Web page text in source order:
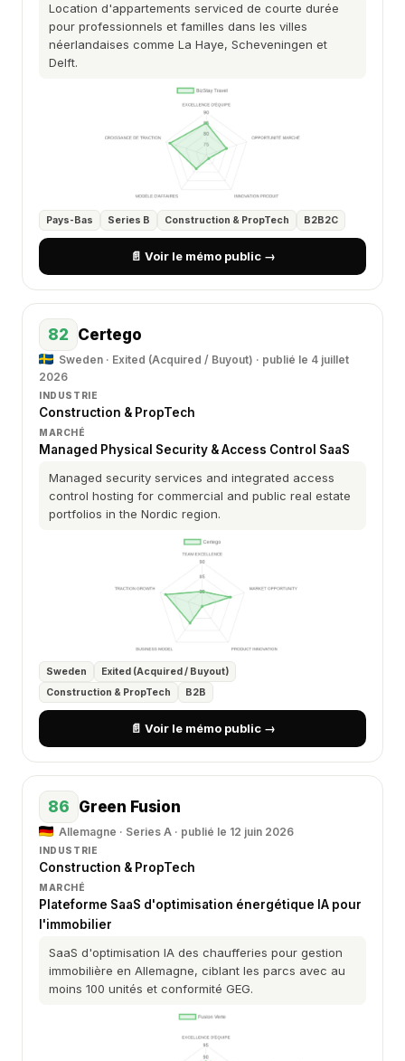
Location d'appartements serviced de courte durée
pour professionnels et familles dans les villes
néerlandaises comme La Haye, Scheveningen et
Delft.
Pays-Bas Series B Construction & PropTech B2B2C
📄 Voir le mémo public →
82 Certego
Sweden · Exited (Acquired / Buyout) · publié le 4 juillet
2026
INDUSTRIE
Construction & PropTech
MARCHÉ
Managed Physical Security & Access Control SaaS
Managed security services and integrated access
control hosting for commercial and public real estate
portfolios in the Nordic region.
Sweden
Exited (Acquired / Buyout)
Construction & PropTech
B2B
📄 Voir le mémo public →
86 Green Fusion
Allemagne · Series A · publié le 12 juin 2026
INDUSTRIE
Construction & PropTech
MARCHÉ
Plateforme SaaS d'optimisation énergétique IA pour
l'immobilier
SaaS d'optimisation IA des chaufferies pour gestion
immobilière en Allemagne, ciblant les parcs avec au
moins 100 unités et conformité GEG.